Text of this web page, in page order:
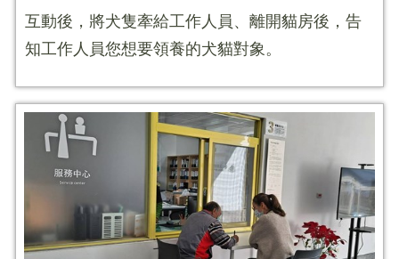
互動後，將犬隻牽給工作人員、離開貓房後，告
知工作人員您想要領養的犬貓對象。